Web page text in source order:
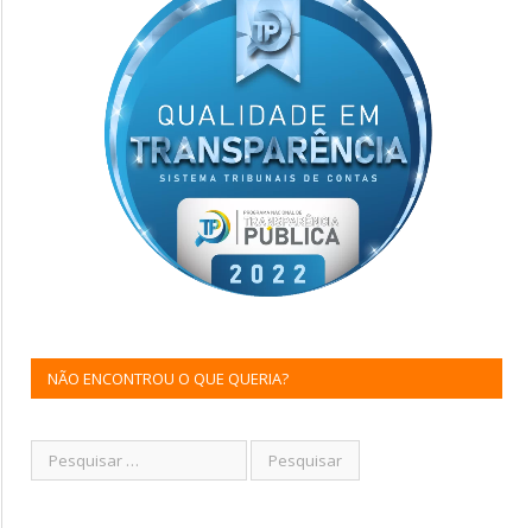
NÃO ENCONTROU O QUE QUERIA?